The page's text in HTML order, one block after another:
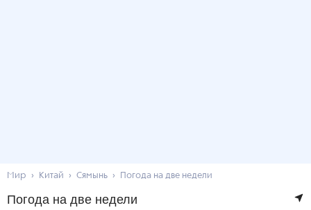
Мир Китай Сямынь Погода на две недели
Погода на две недели